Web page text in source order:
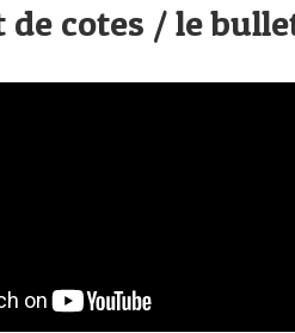
de cotes / le